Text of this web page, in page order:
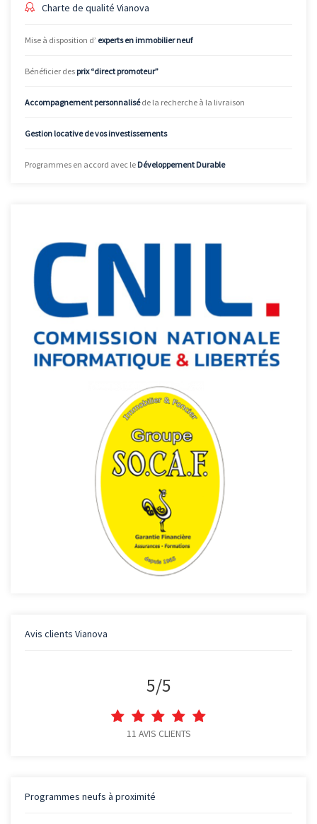
Charte de qualité Vianova
Mise à disposition d’ experts en immobilier neuf
Bénéficier des prix “direct promoteur”
Accompagnement personnaliséde la recherche à la livraison
Gestion locative de vos investissements
Programmes en accord avec le Développement Durable
Avis clients Vianova
5/5
11 AVIS CLIENTS
Programmes neufs à proximité